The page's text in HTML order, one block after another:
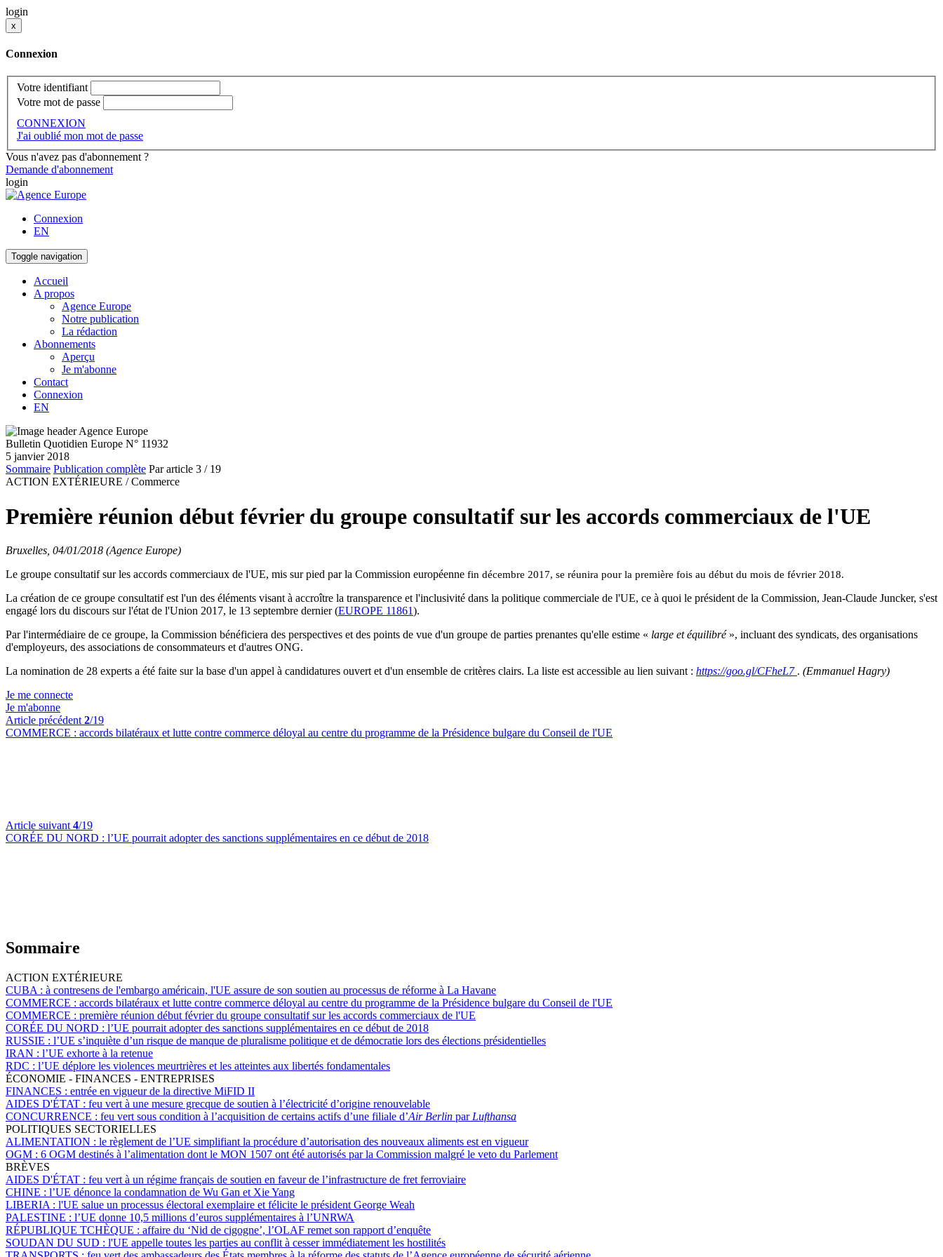
login
x
Connexion
Votre identifiant
Votre mot de passe
CONNEXION
J'ai oublié mon mot de passe
Vous n'avez pas d'abonnement ?
Demande d'abonnement
login
Connexion
EN
Toggle navigation
Accueil
A propos
Agence Europe
Notre publication
La rédaction
Abonnements
Aperçu
Je m'abonne
Contact
Connexion
EN
Bulletin Quotidien Europe N° 11932
5 janvier 2018
Sommaire Publication complète Par article 3 / 19
ACTION EXTÉRIEURE / Commerce
Première réunion début février du groupe consultatif sur les accords commerciaux de l'UE
Bruxelles, 04/01/2018 (Agence Europe)
Le groupe consultatif sur les accords commerciaux de l'UE, mis sur pied par la Commission européenne fin décembre 2017, se réunira pour la première fois au début du mois de février 2018.
La création de ce groupe consultatif est l'un des éléments visant à accroître la transparence et l'inclusivité dans la politique commerciale de l'UE, ce à quoi le président de la Commission, Jean-Claude Juncker, s'est
engagé lors du discours sur l'état de l'Union 2017, le 13 septembre dernier (EUROPE 11861).
Par l'intermédiaire de ce groupe, la Commission bénéficiera des perspectives et des points de vue d'un groupe de parties prenantes qu'elle estime « large et équilibré », incluant des syndicats, des organisations
d'employeurs, des associations de consommateurs et d'autres ONG.
La nomination de 28 experts a été faite sur la base d'un appel à candidatures ouvert et d'un ensemble de critères clairs. La liste est accessible au lien suivant : https://goo.gl/CFheL7 . (Emmanuel Hagry)
Je me connecte
Je m'abonne
Article précédent 2/19
COMMERCE : accords bilatéraux et lutte contre commerce déloyal au centre du programme de la Présidence bulgare du Conseil de l'UE
Article suivant 4/19
CORÉE DU NORD : l’UE pourrait adopter des sanctions supplémentaires en ce début de 2018
Sommaire
ACTION EXTÉRIEURE
CUBA : à contresens de l'embargo américain, l'UE assure de son soutien au processus de réforme à La Havane
COMMERCE : accords bilatéraux et lutte contre commerce déloyal au centre du programme de la Présidence bulgare du Conseil de l'UE
COMMERCE : première réunion début février du groupe consultatif sur les accords commerciaux de l'UE
CORÉE DU NORD : l’UE pourrait adopter des sanctions supplémentaires en ce début de 2018
RUSSIE : l’UE s’inquiète d’un risque de manque de pluralisme politique et de démocratie lors des élections présidentielles
IRAN : l’UE exhorte à la retenue
RDC : l’UE déplore les violences meurtrières et les atteintes aux libertés fondamentales
ÉCONOMIE - FINANCES - ENTREPRISES
FINANCES : entrée en vigueur de la directive MiFID II
AIDES D'ÉTAT : feu vert à une mesure grecque de soutien à l’électricité d’origine renouvelable
CONCURRENCE : feu vert sous condition à l’acquisition de certains actifs d’une filiale d’Air Berlin par Lufthansa
POLITIQUES SECTORIELLES
ALIMENTATION : le règlement de l’UE simplifiant la procédure d’autorisation des nouveaux aliments est en vigueur
OGM : 6 OGM destinés à l’alimentation dont le MON 1507 ont été autorisés par la Commission malgré le veto du Parlement
BRÈVES
AIDES D'ÉTAT : feu vert à un régime français de soutien en faveur de l’infrastructure de fret ferroviaire
CHINE : l’UE dénonce la condamnation de Wu Gan et Xie Yang
LIBERIA : l'UE salue un processus électoral exemplaire et félicite le président George Weah
PALESTINE : l’UE donne 10,5 millions d’euros supplémentaires à l’UNRWA
RÉPUBLIQUE TCHÈQUE : affaire du ‘Nid de cigogne’, l’OLAF remet son rapport d’enquête
SOUDAN DU SUD : l'UE appelle toutes les parties au conflit à cesser immédiatement les hostilités